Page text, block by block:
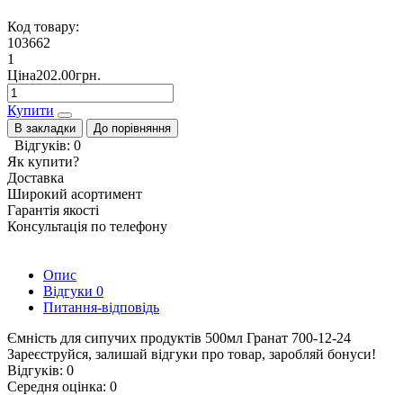
Код товару:
103662
1
Ціна202.00грн.
Купити
В закладки До порівняння
Відгуків: 0
Як купити?
Доставка
Широкий асортимент
Гарантія якості
Консультація по телефону
Опис
Відгуки 0
Питання-відповідь
Ємність для сипучих продуктів 500мл Гранат 700-12-24
Зареєструйся, залишай відгуки про товар, заробляй бонуси!
Відгуків: 0
Середня оцінка: 0